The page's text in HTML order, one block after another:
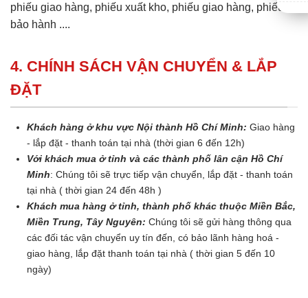
phiếu giao hàng, phiếu xuất kho, phiếu giao hàng, phiếu
bảo hành ....
4. CHÍNH SÁCH VẬN CHUYỂN & LẮP
ĐẶT
Khách hàng ở khu vực Nội thành Hồ Chí Minh: Giao hàng
- lắp đặt - thanh toán tại nhà (thời gian 6 đến 12h)
Với khách mua ở tỉnh và các thành phố lân cận Hồ Chí
Minh: Chúng tôi sẽ trực tiếp vận chuyển, lắp đặt - thanh toán
tại nhà ( thời gian 24 đến 48h )
Khách mua hàng ở tỉnh, thành phố khác thuộc Miền Bắc,
Miền Trung, Tây Nguyên: Chúng tôi sẽ gửi hàng thông qua
các đối tác vận chuyển uy tín đến, có bảo lãnh hàng hoá -
giao hàng, lắp đặt thanh toán tại nhà ( thời gian 5 đến 10
ngày)